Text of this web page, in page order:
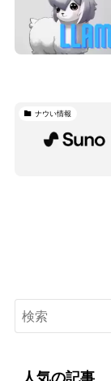
ナウい情報
人気の記事